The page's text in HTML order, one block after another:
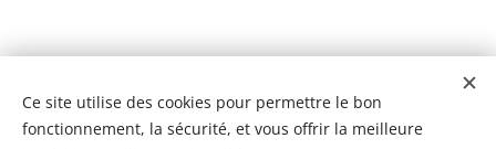
Ce site utilise des cookies pour permettre le bon
fonctionnement, la sécurité, et vous offrir la meilleure